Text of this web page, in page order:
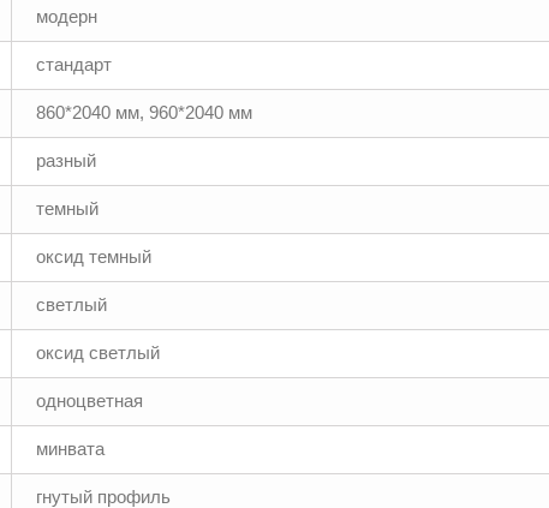
модерн
стандарт
860*2040 мм, 960*2040 мм
разный
темный
оксид темный
светлый
оксид светлый
одноцветная
минвата
гнутый профиль